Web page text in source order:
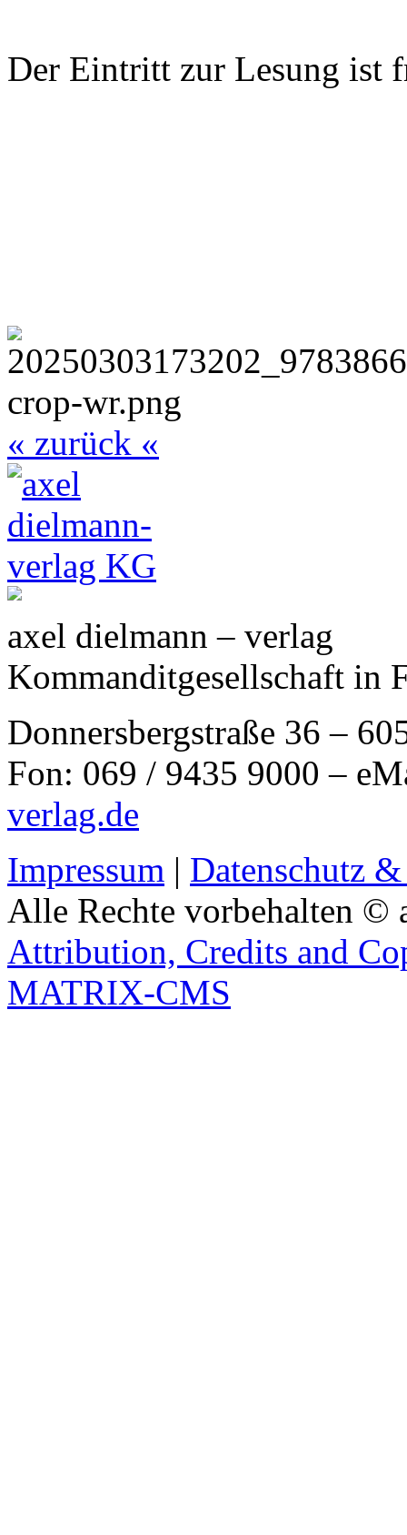
Der Eintritt zur Lesung ist
« zurück «
axel dielmann – verlag
Kommanditgesellschaft in
Donnersbergstraße 36 –
Fon: 069 / 9435 9000 –
verlag.de
Impressum | Datenschutz
Alle Rechte vorbehalten ©
Attribution, Credits and
MATRIX-CMS